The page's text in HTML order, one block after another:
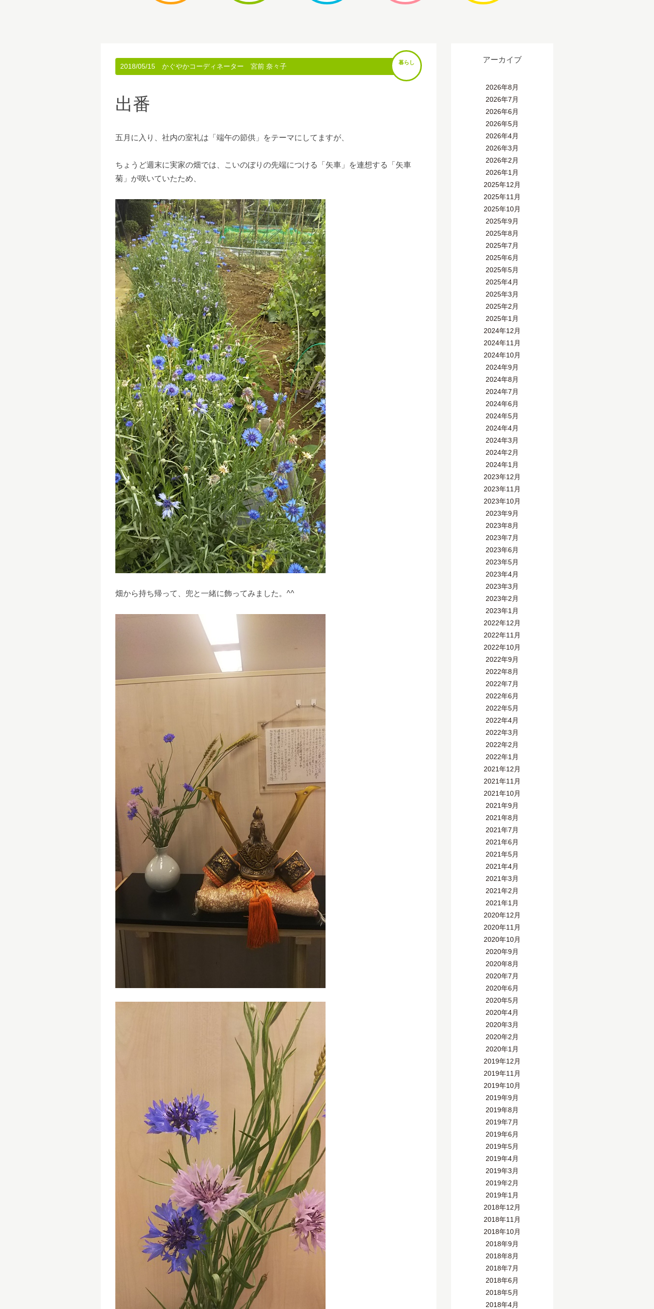
2018/05/15 かぐやかコーディネーター 宮前 奈々子 暮らし
出番
五月に入り、社内の室礼は「端午の節供」をテーマにしてますが、
ちょうど週末に実家の畑では、こいのぼりの先端につける「矢車」を連想する「矢車
菊」が咲いていたため、
畑から持ち帰って、兜と一緒に飾ってみました。^^
アーカイブ
2026年8月
2026年7月
2026年6月
2026年5月
2026年4月
2026年3月
2026年2月
2026年1月
2025年12月
2025年11月
2025年10月
2025年9月
2025年8月
2025年7月
2025年6月
2025年5月
2025年4月
2025年3月
2025年2月
2025年1月
2024年12月
2024年11月
2024年10月
2024年9月
2024年8月
2024年7月
2024年6月
2024年5月
2024年4月
2024年3月
2024年2月
2024年1月
2023年12月
2023年11月
2023年10月
2023年9月
2023年8月
2023年7月
2023年6月
2023年5月
2023年4月
2023年3月
2023年2月
2023年1月
2022年12月
2022年11月
2022年10月
2022年9月
2022年8月
2022年7月
2022年6月
2022年5月
2022年4月
2022年3月
2022年2月
2022年1月
2021年12月
2021年11月
2021年10月
2021年9月
2021年8月
2021年7月
2021年6月
2021年5月
2021年4月
2021年3月
2021年2月
2021年1月
2020年12月
2020年11月
2020年10月
2020年9月
2020年8月
2020年7月
2020年6月
2020年5月
2020年4月
2020年3月
2020年2月
2020年1月
2019年12月
2019年11月
2019年10月
2019年9月
2019年8月
2019年7月
2019年6月
2019年5月
2019年4月
2019年3月
2019年2月
2019年1月
2018年12月
2018年11月
2018年10月
2018年9月
2018年8月
2018年7月
2018年6月
2018年5月
2018年4月